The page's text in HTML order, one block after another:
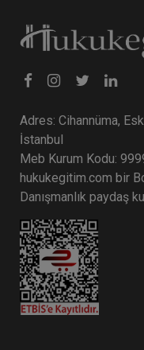
Adres: Cihannüma,
İstanbul
Meb Kurum Kodu:
hukukegitim.com bir
Danışmanlık paydaş